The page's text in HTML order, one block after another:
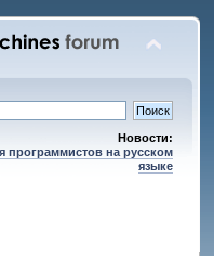
Новости:
программистов на русском
языке